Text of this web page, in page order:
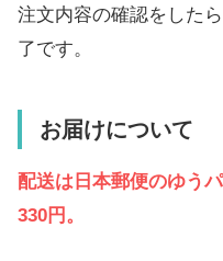
注文内容の確認をした
了です。
お届けについて
配送は日本郵便のゆう
330円。